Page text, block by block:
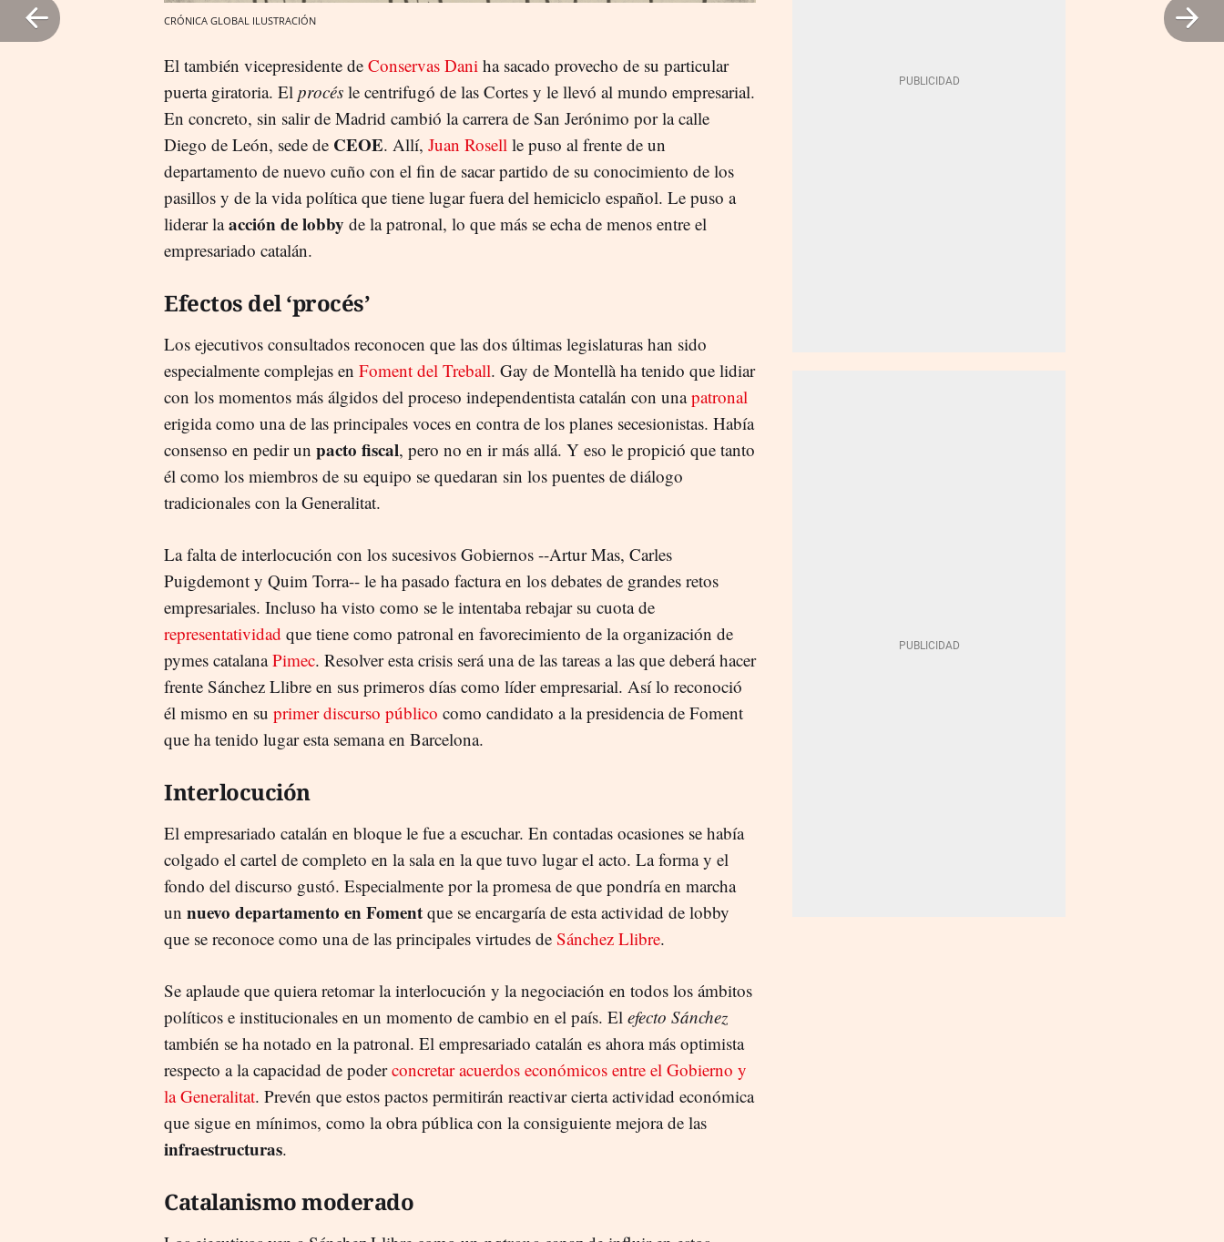
CRÓNICA GLOBAL ILUSTRACIÓN
El también vicepresidente de Conservas Dani ha sacado provecho de su particular
puerta giratoria. El procés le centrifugó de las Cortes y le llevó al mundo empresarial.
En concreto, sin salir de Madrid cambió la carrera de San Jerónimo por la calle
Diego de León, sede de CEOE. Allí, Juan Rosell le puso al frente de un
departamento de nuevo cuño con el fin de sacar partido de su conocimiento de los
pasillos y de la vida política que tiene lugar fuera del hemiciclo español. Le puso a
liderar laacción de lobby de la patronal, lo que más se echa de menos entre el
empresariado catalán.
Efectos del ‘procés’
Los ejecutivos consultados reconocen que las dos últimas legislaturas han sido
especialmente complejas en Foment del Treball. Gay de Montellà ha tenido que lidiar
con los momentos más álgidos del proceso independentista catalán con unapatronal
erigida como una de las principales voces en contra de los planes secesionistas. Había
consenso en pedir un pacto fiscal, pero no en ir más allá. Y eso le propició que tanto
él como los miembros de su equipo se quedaran sin los puentes de diálogo
tradicionales con la Generalitat.
La falta de interlocución con los sucesivos Gobiernos --Artur Mas, Carles
Puigdemont y Quim Torra-- le ha pasado factura en los debates de grandes retos
empresariales. Incluso ha visto como se le intentaba rebajar su cuota de
representatividad que tiene como patronal en favorecimiento de la organización de
pymes catalanaPimec. Resolver esta crisis será una de las tareas a las que deberá hacer
frente Sánchez Llibre en sus primeros días como líder empresarial. Así lo reconoció
él mismo en su primer discurso público como candidato a la presidencia de Foment
que ha tenido lugar esta semana en Barcelona.
Interlocución
El empresariado catalán en bloque le fue a escuchar. En contadas ocasiones se había
colgado el cartel de completo en la sala en la que tuvo lugar el acto. La forma y el
fondo del discurso gustó. Especialmente por la promesa de que pondría en marcha
un nuevo departamento en Foment que se encargaría de esta actividad de lobby
que se reconoce como una de las principales virtudes de Sánchez Llibre.
Se aplaude que quiera retomar la interlocución y la negociación en todos los ámbitos
políticos e institucionales en un momento de cambio en el país. El efecto Sánchez
también se ha notado en la patronal. El empresariado catalán es ahora más optimista
respecto a la capacidad de poderconcretar acuerdos económicos entre el Gobierno y
la Generalitat. Prevén que estos pactos permitirán reactivar cierta actividad económica
que sigue en mínimos, como la obra pública con la consiguiente mejora de las
infraestructuras.
Catalanismo moderado